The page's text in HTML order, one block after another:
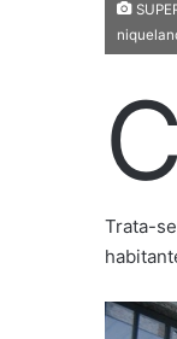
C
Trata-